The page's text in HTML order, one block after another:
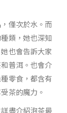
僅次於水。而
類，她也深知
也會告訴大家
普洱。也會介
零食，都含有
茶的魔力。
盡介紹泡茶最